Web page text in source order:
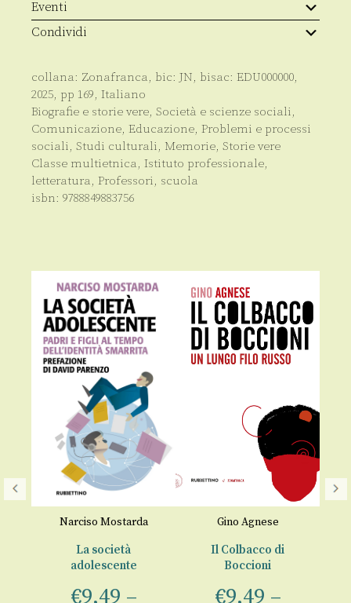
Eventi
Condividi
collana: Zonafranca, bic: JN, bisac: EDU000000,
2025, pp 169, Italiano
Biografie e storie vere, Società e scienze sociali,
Comunicazione, Educazione, Problemi e processi
sociali, Studi culturali, Memorie, Storie vere
Classe multietnica, Istituto professionale,
letteratura, Professori, scuola
isbn: 9788849883756
Narciso Mostarda
La società
adolescente
€9,49 –
Gino Agnese
Il Colbacco di
Boccioni
€9,49 –